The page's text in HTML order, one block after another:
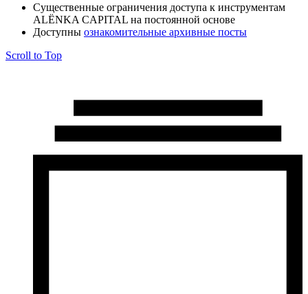
Cущественные ограничения доступа к инструментам
ALЁNKA CAPITAL на постоянной основе
Доступны ознакомительные архивные посты
Scroll to Top